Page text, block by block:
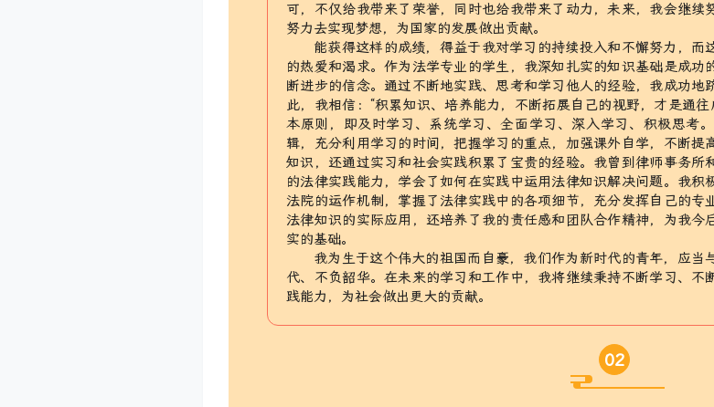
可，不仅给我带来了荣誉，同时也给我带来了动力，未来，我会继续
努力去实现梦想，为国家的发展做出贡献。
能获得这样的成绩，得益于我对学习的持续投入和不懈努力，而
的热爱和渴求。作为法学专业的学生，我深知扎实的知识基础是成功
断进步的信念。通过不断地实践、思考和学习他人的经验，我成功地
此，我相信：“积累知识、培养能力，不断拓展自己的视野，才是通
本原则，即及时学习、系统学习、全面学习、深入学习、积极思考
辑，充分利用学习的时间，把握学习的重点，加强课外自学，不断提
知识，还通过实习和社会实践积累了宝贵的经验。我曾到律师事务所
的法律实践能力，学会了如何在实践中运用法律知识解决问题。我积
法院的运作机制，掌握了法律实践中的各项细节，充分发挥自己的专
法律知识的实际应用，还培养了我的责任感和团队合作精神，为我今
实的基础。
我为生于这个伟大的祖国而自豪，我们作为新时代的青年，应当
代、不负韶华。在未来的学习和工作中，我将继续秉持不断学习、不
践能力，为社会做出更大的贡献。
02